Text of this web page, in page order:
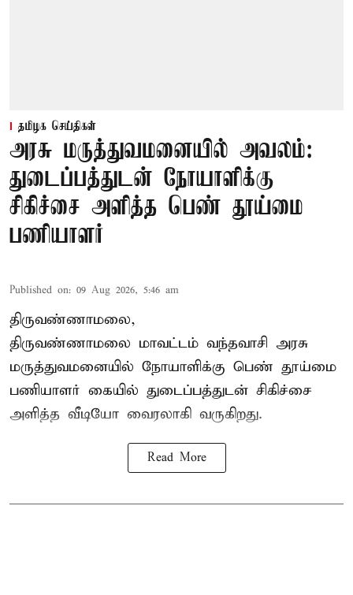
தமிழக செய்திகள்
அரசு மருத்துவமனையில் அவலம்:
துடைப்பத்துடன் நோயாளிக்கு
சிகிச்சை அளித்த பெண் தூய்மை
பணியாளர்
Published on: 09 Aug 2026, 5:46 am
திருவண்ணாமலை,
திருவண்ணாமலை மாவட்டம் வந்தவாசி அரசு
மருத்துவமனையில் நோயாளிக்கு பெண் தூய்மை
பணியாளர் கையில் துடைப்பத்துடன் சிகிச்சை
அளித்த வீடியோ வைரலாகி வருகிறது.
Read More